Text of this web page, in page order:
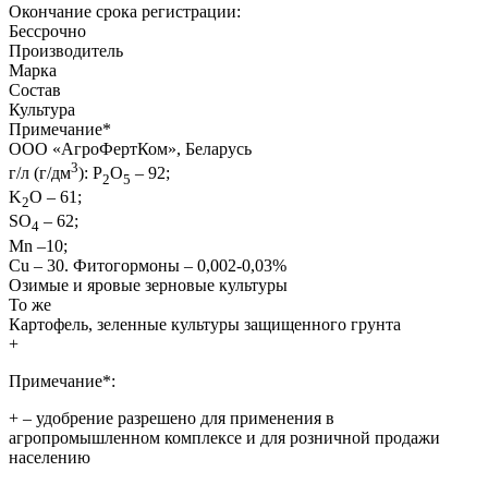
Окончание срока регистрации:
Бессрочно
Производитель
Марка
Состав
Культура
Примечание*
ООО «АгроФертКом», Беларусь
г/л (г/дм3): Р2О5 – 92;
K2O – 61;
SO4 – 62;
Mn –10;
Cu – 30. Фитогормоны – 0,002-0,03%
Озимые и яровые зерновые культуры
То же
Картофель, зеленные культуры защищенного грунта
+
Примечание*:
+ – удобрение разрешено для применения в
агропромышленном комплексе и для розничной продажи
населению